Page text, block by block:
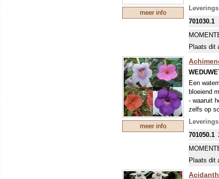
meer info
een
snijden
701030.1
Plaats dit
meer info
Een
bloeiend
- waaruit
zelfs op
blauw en
701050.1
Plaats dit